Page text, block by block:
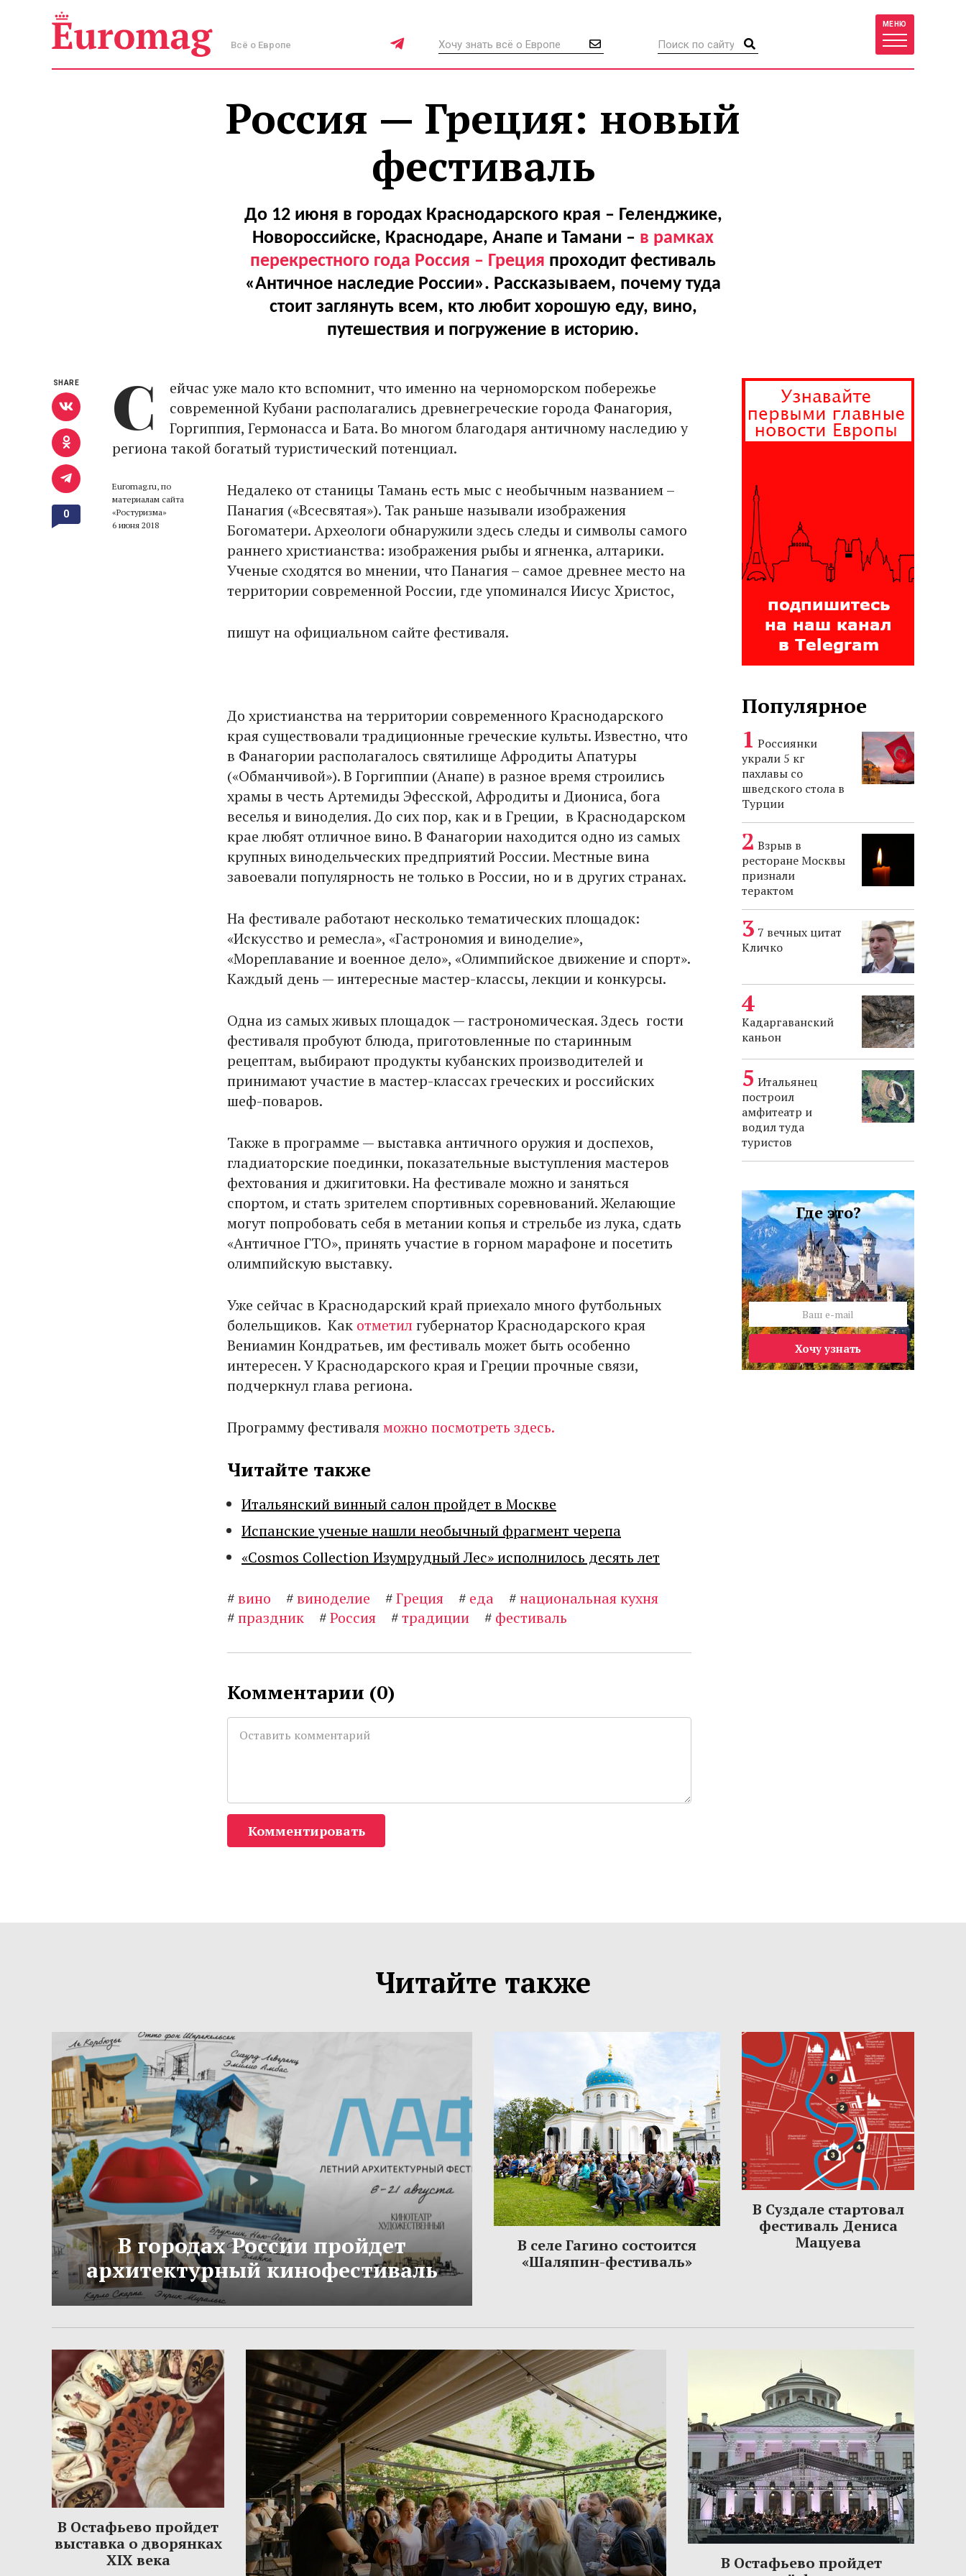
Всё о Европе
МЕНЮ
Россия — Греция: новый
фестиваль
До 12 июня в городах Краснодарского края – Геленджике,
Новороссийске, Краснодаре, Анапе и Тамани – в рамках
перекрестного года Россия – Греция проходит фестиваль
«Античное наследие России». Рассказываем, почему туда
стоит заглянуть всем, кто любит хорошую еду, вино,
путешествия и погружение в историю.
С
ейчас уже мало кто вспомнит, что именно на черноморском побережье
современной Кубани располагались древнегреческие города Фанагория,
Горгиппия, Гермонасса и Бата. Во многом благодаря античному наследию у
региона такой богатый туристический потенциал.
Euromag.ru, по
материалам сайта
«Ростуризма»
6 июня 2018
Недалеко от станицы Тамань есть мыс с необычным названием –
Панагия («Всесвятая»). Так раньше называли изображения
Богоматери. Археологи обнаружили здесь следы и символы самого
раннего христианства: изображения рыбы и ягненка, алтарики.
Ученые сходятся во мнении, что Панагия – самое древнее место на
территории современной России, где упоминался Иисус Христос,
пишут на официальном сайте фестиваля.
До христианства на территории современного Краснодарского
края существовали традиционные греческие культы. Известно, что
в Фанагории располагалось святилище Афродиты Апатуры
(«Обманчивой»). В Горгиппии (Анапе) в разное время строились
храмы в честь Артемиды Эфесской, Афродиты и Диониса, бога
веселья и виноделия. До сих пор, как и в Греции, в Краснодарском
крае любят отличное вино. В Фанагории находится одно из самых
крупных винодельческих предприятий России. Местные вина
завоевали популярность не только в России, но и в других странах.
На фестивале работают несколько тематических площадок:
«Искусство и ремесла», «Гастрономия и виноделие»,
«Мореплавание и военное дело», «Олимпийское движение и спорт».
Каждый день — интересные мастер-классы, лекции и конкурсы.
Одна из самых живых площадок — гастрономическая. Здесь гости
фестиваля пробуют блюда, приготовленные по старинным
рецептам, выбирают продукты кубанских производителей и
принимают участие в мастер-классах греческих и российских
шеф-поваров.
Также в программе — выставка античного оружия и доспехов,
гладиаторские поединки, показательные выступления мастеров
фехтования и джигитовки. На фестивале можно и заняться
спортом, и стать зрителем спортивных соревнований. Желающие
могут попробовать себя в метании копья и стрельбе из лука, сдать
«Античное ГТО», принять участие в горном марафоне и посетить
олимпийскую выставку.
Уже сейчас в Краснодарский край приехало много футбольных
болельщиков. Как отметилгубернатор Краснодарского края
Вениамин Кондратьев, им фестиваль может быть особенно
интересен. У Краснодарского края и Греции прочные связи,
подчеркнул глава региона.
Программу фестиваляможно посмотреть здесь.
Читайте также
Итальянский винный салон пройдет в Москве
Испанские ученые нашли необычный фрагмент черепа
«Cosmos Collection Изумрудный Лес» исполнилось десять лет
#вино #виноделие #Греция # еда #национальная кухня
#праздник #Россия #традиции # фестиваль
SHARE
0
Комментарии (0)
Комментировать
Популярное
Россиянки
украли 5 кг
пахлавы со
шведского стола в
Турции
Взрыв в
ресторане Москвы
признали
терактом
7 вечных цитат
Кличко
Кадаргаванский
каньон
Итальянец
построил
амфитеатр и
водил туда
туристов
Где это?
Хочу узнать
Читайте также
В городах России пройдет
архитектурный кинофестиваль
В селе Гагино состоится
«Шаляпин-фестиваль»
В Суздале стартовал
фестиваль Дениса
Мацуева
В Остафьево пройдет
выставка о дворянках
XIX века
В Остафьево пройдет